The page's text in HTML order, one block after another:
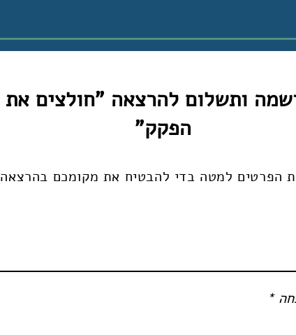
ותשלום להרצאה "חולצים את
הפקק"
הפרטים למטה בדי להבטיח את מקומכם בהרצאה